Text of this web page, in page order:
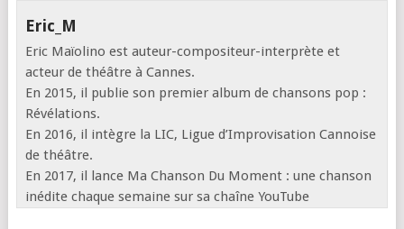
Eric_M
Eric Maïolino est auteur-compositeur-interprète et
acteur de théâtre à Cannes.
En 2015, il publie son premier album de chansons pop :
Révélations.
En 2016, il intègre la LIC, Ligue d’Improvisation Cannoise
de théâtre.
En 2017, il lance Ma Chanson Du Moment : une chanson
inédite chaque semaine sur sa chaîne YouTube